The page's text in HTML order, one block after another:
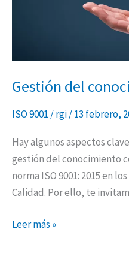
Gestión del
ISO 9001 /rgi/13 febrero,
Hay algunos aspectos
gestión del conocimiento
norma ISO 9001: 2015 en
Calidad. Por ello, te
Leer más »